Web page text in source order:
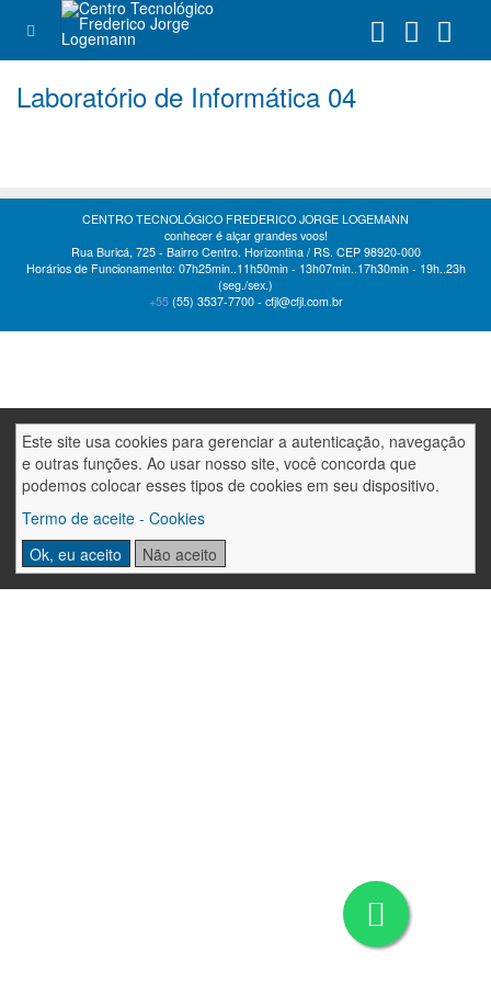
Este site usa cookies para gerenciar a autenticação, navegação
e outras funções. Ao usar nosso site, você concorda que
podemos colocar esses tipos de cookies em seu dispositivo.
Termo de aceite - Cookies
Ok, eu aceito
Não aceito
Laboratório de Informática 04
CENTRO TECNOLÓGICO FREDERICO JORGE LOGEMANN
conhecer é alçar grandes voos!
Rua Buricá, 725 - Bairro Centro. Horizontina / RS. CEP 98920-000
Horários de Funcionamento: 07h25min..11h50min - 13h07min..17h30min - 19h..23h
(seg./sex.)
+55 (55) 3537-7700 - cfjl@cfjl.com.br